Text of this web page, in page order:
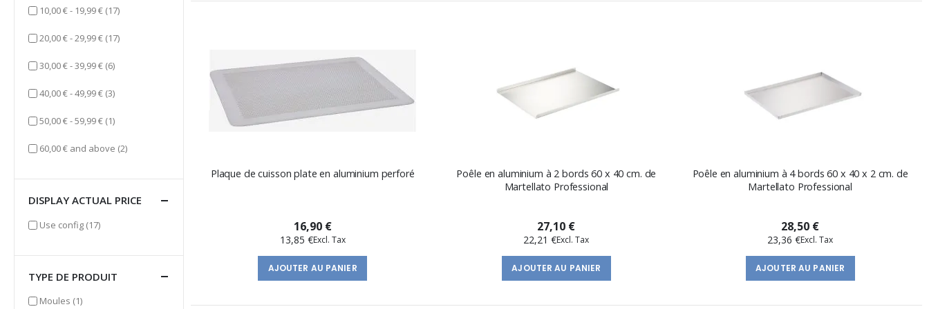
Plaque de cuisson plate en aluminium perforé
16,90 €
13,85 €
AJOUTER AU PANIER
Poêle en aluminium à 2 bords 60 x 40 cm. de
Martellato Professional
27,10 €
22,21 €
AJOUTER AU PANIER
Poêle en aluminium à 4 bords 60 x 40 x 2 cm. de
Martellato Professional
28,50 €
23,36 €
AJOUTER AU PANIER
10,00 €- 19,99 € (17)items
20,00 €-29,99 € (17)items
30,00 €-39,99 € (6)items
40,00 €-49,99 € (3)items
50,00 €-59,99 € (1)item
60,00 € and above (2)items
DISPLAY ACTUAL PRICE
Use config (17)items
TYPE DE PRODUIT
Moules (1)item